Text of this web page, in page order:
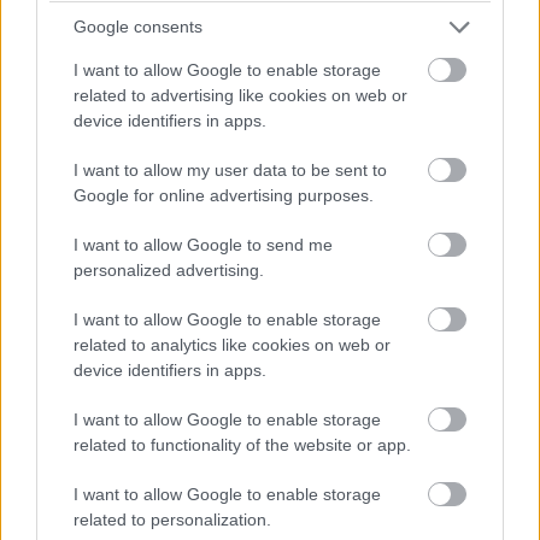
Google consents
I want to allow Google to enable storage
related to advertising like cookies on web or
device identifiers in apps.
I want to allow my user data to be sent to
Google for online advertising purposes.
I want to allow Google to send me
personalized advertising.
I want to allow Google to enable storage
related to analytics like cookies on web or
device identifiers in apps.
I want to allow Google to enable storage
related to functionality of the website or app.
I want to allow Google to enable storage
related to personalization.
időmérőt követően is!
Jön a folytatás! Hamilton és Sainz is vélhetően továbbmegy
majd innen, a Williams elég kakukktojás, mivel Albon nem volt